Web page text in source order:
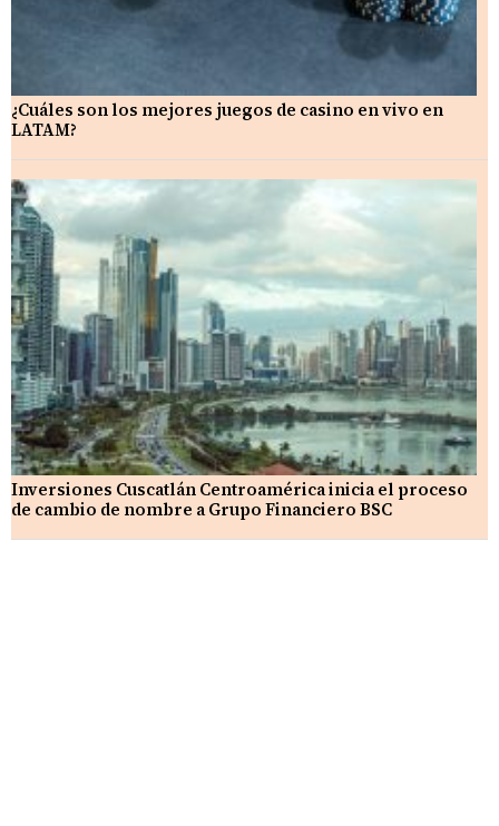
¿Cuáles son los mejores juegos de casino en vivo en
LATAM?
Inversiones Cuscatlán Centroamérica inicia el proceso
de cambio de nombre a Grupo Financiero BSC